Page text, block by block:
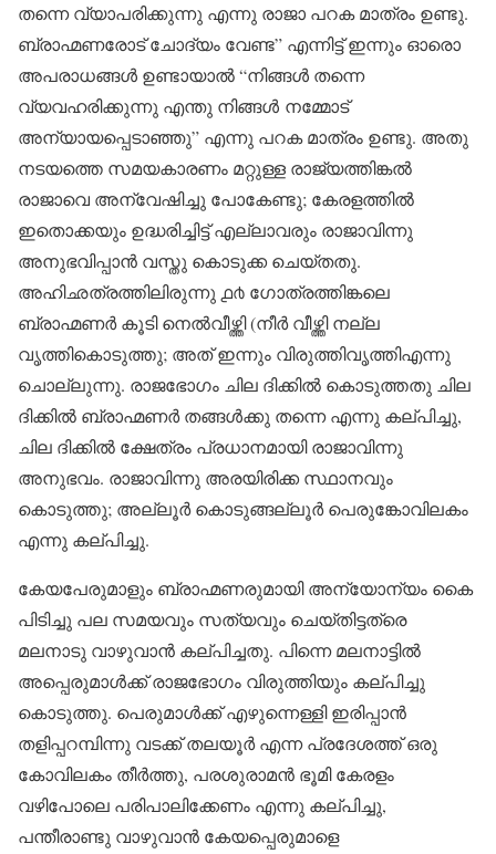
തന്നെ വ്യാപരിക്കുന്നു എന്നു രാജാ പറക മാത്രം ഉണ്ടു.
ബ്രാഹ്മണരോട് ചോദ്യം വേണ്ട” എന്നിട്ട് ഇന്നും ഓരൊ
അപരാധങ്ങൾ ഉണ്ടായാൽ “നിങ്ങൾ തന്നെ
വ്യവഹരിക്കുന്നു എന്തു നിങ്ങൾ നമ്മോട്
അന്യായപ്പെടാഞ്ഞു” എന്നു പറക മാത്രം ഉണ്ടു. അതു
നടയത്തെ സമയകാരണം മറ്റുള്ള രാജ്യത്തിങ്കൽ
രാജാവെ അന്വേഷിച്ചു പോകേണ്ടു; കേരളത്തിൽ
ഇതൊക്കയും ഉദ്ധരിച്ചിട്ട് എല്ലാവരും രാജാവിന്നു
അനുഭവിപ്പാൻ വസ്തു കൊടുക്ക ചെയ്തതു.
അഹിഛത്രത്തിലിരുന്നു ൧൪ ഗോത്രത്തിങ്കലെ
ബ്രാഹ്മണർ കൂടി നെൽവീഴ്ത്തി (നീർ വീഴ്ത്തി നല്ല
വൃത്തികൊടുത്തു; അത് ഇന്നും വിരുത്തിവൃത്തിഎന്നു
ചൊല്ലുന്നു. രാജഭോഗം ചില ദിക്കിൽ കൊടുത്തതു ചില
ദിക്കിൽ ബ്രാഹ്മണർ തങ്ങൾക്കു തന്നെ എന്നു കല്പിച്ചു,
ചില ദിക്കിൽ ക്ഷേത്രം പ്രധാനമായി രാജാവിന്നു
അനുഭവം. രാജാവിന്നു അരയിരിക്ക സ്ഥാനവും
കൊടുത്തു; അല്ലൂർ കൊടുങ്ങല്ലൂർ പെരുങ്കോവിലകം
എന്നു കല്പിച്ചു.
കേയപേരുമാളും ബ്രാഹ്മണരുമായി അന്യോന്യം കൈ
പിടിച്ചു പല സമയവും സത്യവും ചെയ്തിട്ടത്രെ
മലനാടു വാഴുവാൻ കല്പിച്ചതു. പിന്നെ മലനാട്ടിൽ
അപ്പെരുമാൾക്ക് രാജഭോഗം വിരുത്തിയും കല്പിച്ചു
കൊടുത്തു. പെരുമാൾക്ക് എഴുന്നെള്ളി ഇരിപ്പാൻ
തളിപ്പറമ്പിന്നു വടക്ക് തലയൂർ എന്ന പ്രദേശത്ത് ഒരു
കോവിലകം തീർത്തു, പരശുരാമൻ ഭൂമി കേരളം
വഴിപോലെ പരിപാലിക്കേണം എന്നു കല്പിച്ചു,
പന്തീരാണ്ടു വാഴുവാൻ കേയപ്പെരുമാളെ